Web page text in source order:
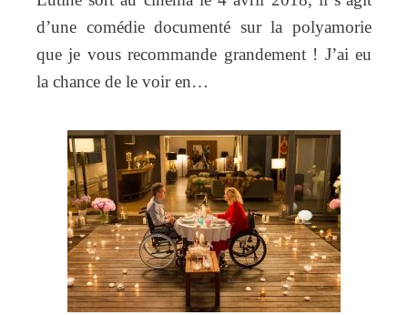
d’une comédie documenté sur la polyamorie
que je vous recommande grandement ! J’ai eu
la chance de le voir en…